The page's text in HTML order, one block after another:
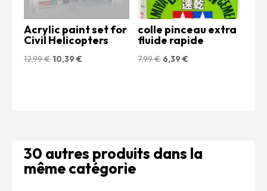
Acrylic paint set for
Civil Helicopters
12,99€ Le
10,39 €Le
colle pinceau extra
fluide rapide
7,99€ Le
6,39€Le
30 autres produits dans la
même catégorie